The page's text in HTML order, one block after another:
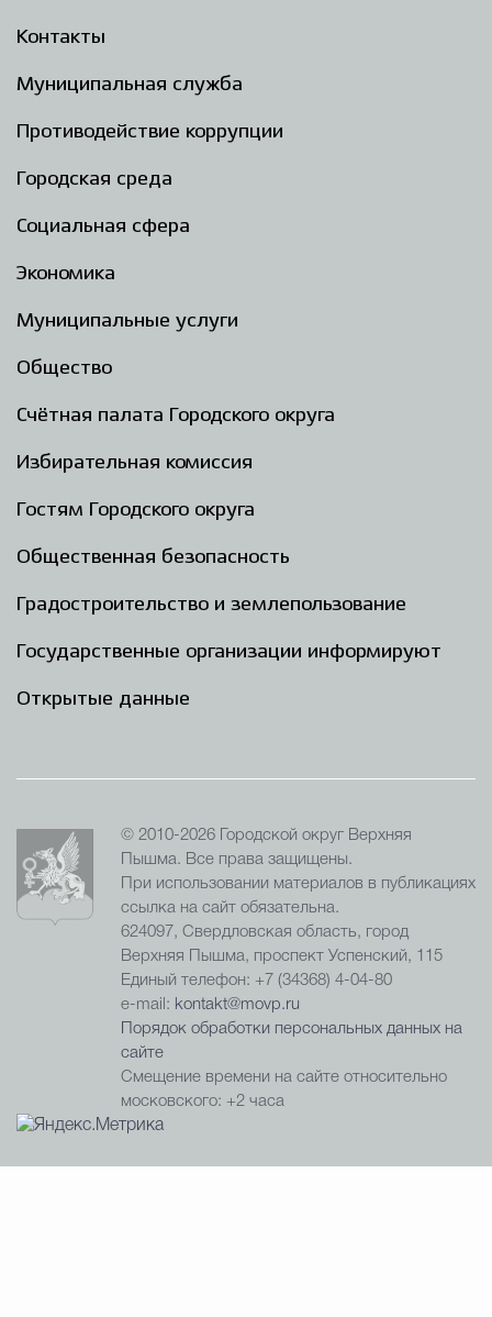
Контакты
Муниципальная служба
Противодействие коррупции
Городская среда
Социальная сфера
Экономика
Муниципальные услуги
Общество
Счётная палата Городского округа
Избирательная комиссия
Гостям Городского округа
Общественная безопасность
Градостроительство и землепользование
Государственные организации информируют
Открытые данные
© 2010-2026 Городской округ Верхняя
Пышма. Все права защищены.
При использовании материалов в публикациях
ссылка на сайт обязательна.
624097, Свердловская область, город
Верхняя Пышма, проспект Успенский, 115
Единый телефон: +7 (34368) 4-04-80
e-mail: kontakt@movp.ru
Порядок обработки персональных данных на
сайте
Смещение времени на сайте относительно
московского: +2 часа